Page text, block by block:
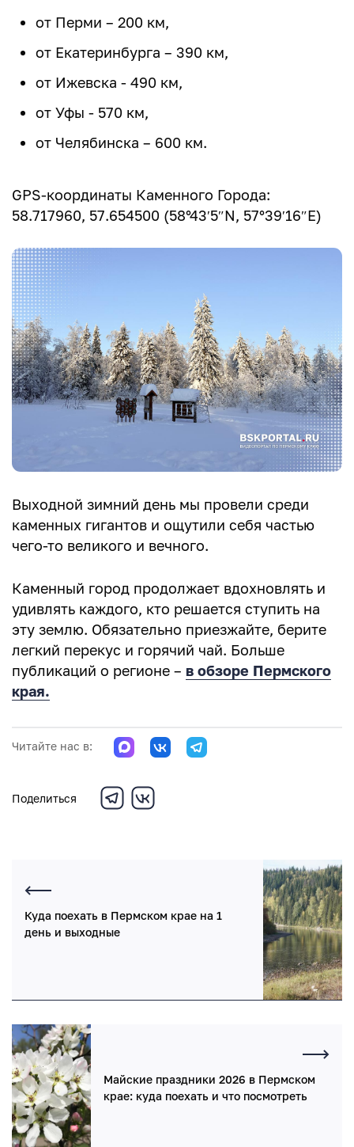
от Перми – 200 км,
от Екатеринбурга – 390 км,
от Ижевска - 490 км,
от Уфы - 570 км,
от Челябинска – 600 км.
GPS-координаты Каменного Города:
58.717960, 57.654500 (58°43′5″N, 57°39′16″E)
Выходной зимний день мы провели среди
каменных гигантов и ощутили себя частью
чего-то великого и вечного.
Каменный город продолжает вдохновлять и
удивлять каждого, кто решается ступить на
эту землю. Обязательно приезжайте, берите
легкий перекус и горячий чай. Больше
публикаций о регионе – в обзоре Пермского
края.
Читайте нас в:
Поделиться
Куда поехать в Пермском крае на 1
день и выходные
Майские праздники 2026 в Пермском
крае: куда поехать и что посмотреть